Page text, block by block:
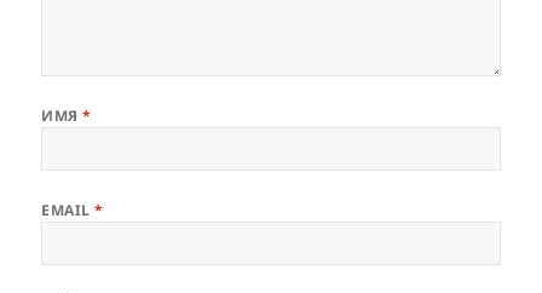
ИМЯ*
EMAIL*